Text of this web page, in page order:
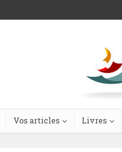
Vos articles Livres